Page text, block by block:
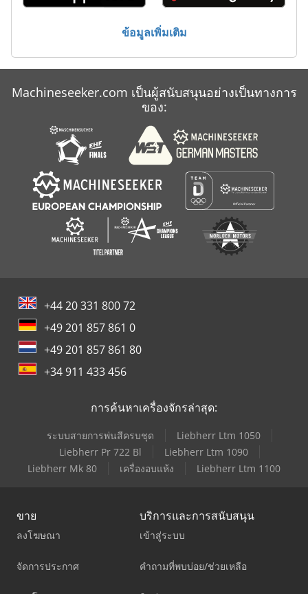
ข้อมูลเพิ่มเติม
Machineseeker.com เป็นผู้สนับสนุนอย่างเป็นทางการ
ของ:
+44 20 331 800 72
+49 201 857 861 0
+49 201 857 861 80
+34 911 433 456
การค้นหาเครื่องจักรล่าสุด:
ระบบสายการพ่นสีครบชุด
Liebherr Ltm 1050
Liebherr Pr 722 Bl
Liebherr Ltm 1090
Liebherr Mk 80
เครื่องอบแห้ง Liebherr Ltm 1100
ขาย
ลงโฆษณา
จัดการประกาศ
บริการและการสนับสนุน
เข้าสู่ระบบ
คำถามที่พบบ่อย/ช่วยเหลือ